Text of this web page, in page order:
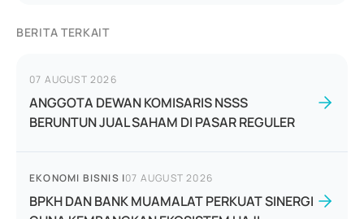
BERITA TERKAIT
07 AUGUST 2026
ANGGOTA DEWAN KOMISARIS NSSS
BERUNTUN JUAL SAHAM DI PASAR REGULER
EKONOMI BISNIS |07 AUGUST 2026
BPKH DAN BANK MUAMALAT PERKUAT SINERGI